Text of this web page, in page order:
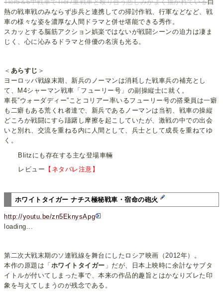
Tier5＆6中戦車でTier7重戦車と殴り合う悲しみがよく描かれている白
熱の戦車戦のみならず歩兵と連携しての掃討作戦、行軍などなど、戦
車の様々な姿を濃厚な人間ドラマと併せ堪能できる秀作。
スカッとする脳筋アクション娯楽ではないが戦闘シーンの迫力は凄ま
じく、心に沁みるドラマと俳優の名演も光る。
＜ あらすじ ＞
ヨーロッパ戦線末期、新兵のノーマンは消耗した戦車兵の補充とし
て、M4シャーマン戦車「フューリー号」の副操縦士に就く。
車長”ウォーダディー”ことコリアー率いるフューリー号の搭乗員は一癖
も二癖もある荒くれ者達で、新兵であるノーマンは当初、戦車の操縦
どころか戦闘にすら躊躇し摩擦を起こしていたが、激戦の中での出会
いと別れ、交流を重ねる内に人間として、兵士として成長を重ねてゆ
く。
Blitzにも存在する主な登場車輛
レビュー 【ネタバレ注意】
ホワイトタイガー ナチス極秘戦車・宿命の砲火
http://youtu.be/zn5EknysApg
loading...
第二次大戦末期のソ連戦線を舞台にしたロシア映画（2012年）。
本作の原題は「 ホワイトタイガー 」だが、日本上映時に余計なサブタ
イトルが付いてしまった事で、本来の作品的趣旨とはかなりズレた印
象を与えてしまうのが残念である。